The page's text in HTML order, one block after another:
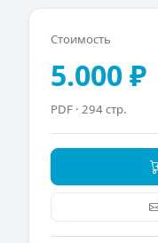
Стоимость
5.000 ₽
PDF · 294 стр.